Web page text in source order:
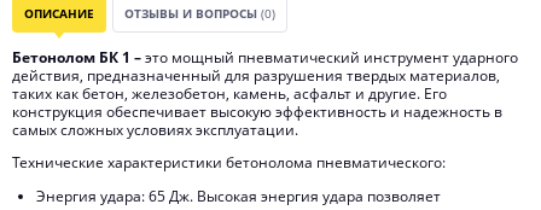
ОПИСАНИЕ ОТЗЫВЫ И ВОПРОСЫ (0)
Бетонолом БК 1 –это мощный пневматический инструмент ударного
действия, предназначенный для разрушения твердых материалов,
таких как бетон, железобетон, камень, асфальт и другие. Его
конструкция обеспечивает высокую эффективность и надежность в
самых сложных условиях эксплуатации.
Технические характеристики бетонолома пневматического:
Энергия удара: 65 Дж. Высокая энергия удара позволяет